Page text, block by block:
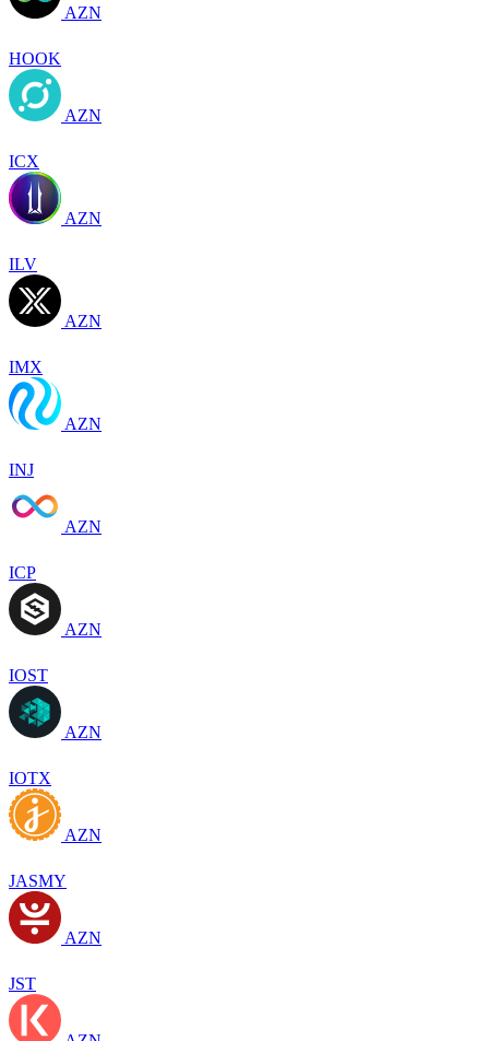
AZN
HOOK
AZN
ICX
AZN
ILV
AZN
IMX
AZN
INJ
AZN
ICP
AZN
IOST
AZN
IOTX
AZN
JASMY
AZN
JST